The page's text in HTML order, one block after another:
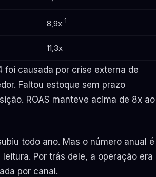
8,9x 1
11,3x
foi causada por crise externa de
Faltou estoque sem prazo
ROAS manteve acima de 8x ao
todo ano. Mas o número anual é
Por trás dele, a operação era
por canal.